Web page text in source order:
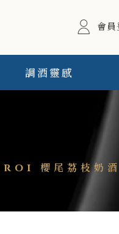
會
調酒靈感
櫻尾荔枝奶酒